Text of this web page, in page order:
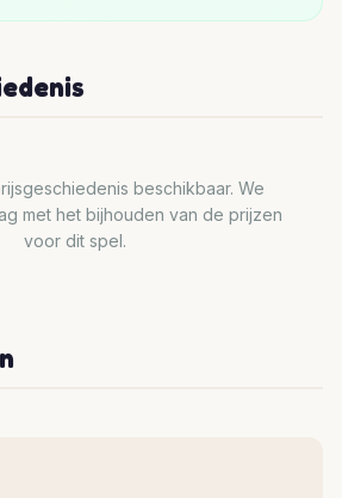
beschikbaar. We
met het bijhouden van de prijzen
voor dit spel.